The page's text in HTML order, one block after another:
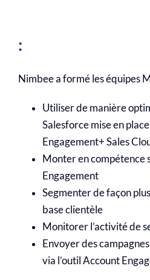
:
Nimbee a formé les équipes
Utiliser de manière
Salesforce mise en
Engagement+ Sales
Monter en compétence
Engagement
Segmenter de façon
base clientèle
Monitorer l’activité de
Envoyer des
via l’outil Account